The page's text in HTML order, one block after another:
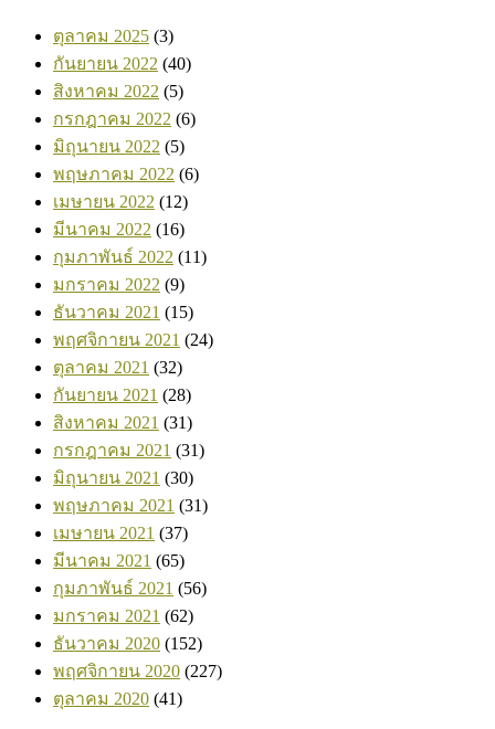
ตุลาคม 2025 (3)
กันยายน 2022 (40)
สิงหาคม 2022 (5)
กรกฎาคม 2022 (6)
มิถุนายน 2022 (5)
พฤษภาคม 2022 (6)
เมษายน 2022 (12)
มีนาคม 2022 (16)
กุมภาพันธ์ 2022 (11)
มกราคม 2022 (9)
ธันวาคม 2021 (15)
พฤศจิกายน 2021 (24)
ตุลาคม 2021 (32)
กันยายน 2021 (28)
สิงหาคม 2021 (31)
กรกฎาคม 2021 (31)
มิถุนายน 2021 (30)
พฤษภาคม 2021 (31)
เมษายน 2021 (37)
มีนาคม 2021 (65)
กุมภาพันธ์ 2021 (56)
มกราคม 2021 (62)
ธันวาคม 2020 (152)
พฤศจิกายน 2020 (227)
ตุลาคม 2020 (41)